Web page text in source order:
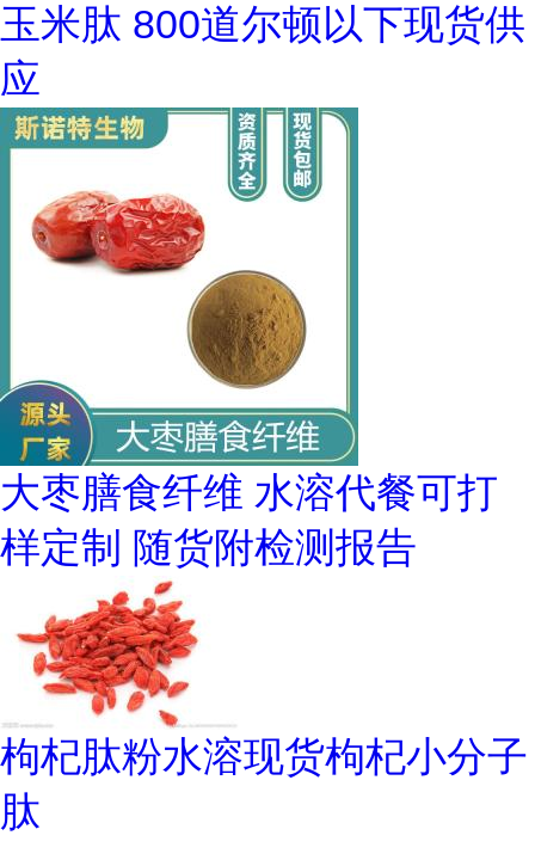
玉米肽 800道尔顿以下现货供
应
大枣膳食纤维 水溶代餐可打
样定制 随货附检测报告
枸杞肽粉水溶现货枸杞小分子
肽